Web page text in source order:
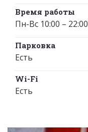
Время работы
Пн-Вс 10:00 – 22:00
Парковка
Есть
Wi-Fi
Есть